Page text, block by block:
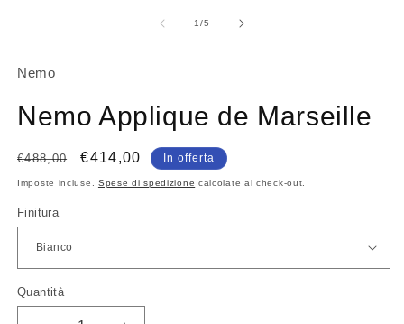
modale
1/su
5
Nemo
Nemo Applique de Marseille
Prezzo
di
€488,00
Prezzo
scontato
€414,00 In offerta
Imposte incluse. Spese di spedizione calcolate al check-out.
Finitura
Quantità
Quantità